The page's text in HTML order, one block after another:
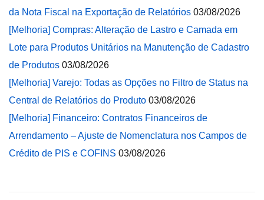
da Nota Fiscal na Exportação de Relatórios 03/08/2026
[Melhoria] Compras: Alteração de Lastro e Camada em
Lote para Produtos Unitários na Manutenção de Cadastro
de Produtos 03/08/2026
[Melhoria] Varejo: Todas as Opções no Filtro de Status na
Central de Relatórios do Produto 03/08/2026
[Melhoria] Financeiro: Contratos Financeiros de
Arrendamento – Ajuste de Nomenclatura nos Campos de
Crédito de PIS e COFINS 03/08/2026